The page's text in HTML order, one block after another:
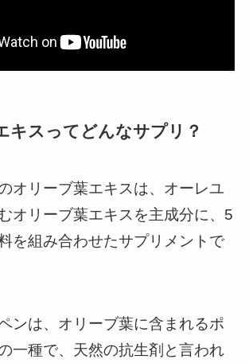
キスってどんなサプリ？
オリーブ葉エキスは、オーレユ
オリーブ葉エキスを主成分に、5
を組み合わせたサプリメントで
ンは、オリーブ葉に含まれるポ
一種で、天然の抗生剤と言われ